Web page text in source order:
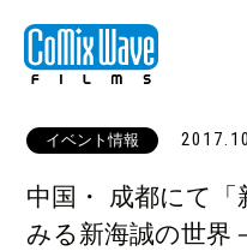
イベント情報
中国・ 成都にて「
みる新海誠の世界